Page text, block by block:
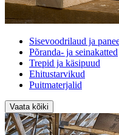
Sisevoodrilaud ja
Põranda- ja seinakatted
Trepid ja käsipuud
Ehitustarvikud
Puitmaterjalid
Vaata kõiki